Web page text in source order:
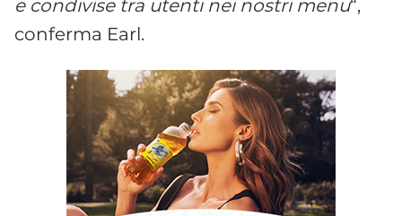
e condivise tra utenti nei nostri menu“,
conferma Earl.